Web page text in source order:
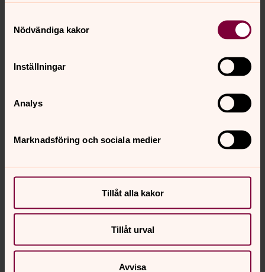
Nödvändiga kakor
Inställningar
Analys
Marknadsföring och sociala medier
Tillåt alla kakor
Tillåt urval
Avvisa
Stiftskonsulent, Församlingsutvecklingsenheten,
Direkt:031-771 30 14
ylva.bodell@svenskakyrkan.se